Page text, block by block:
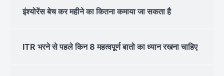
इंश्योरेंस बेच कर महीने का कितना कमाया जा सकता है
ITR भरने से पहले किन 8 महत्वपूर्ण बातो का ध्यान रखना चाहिए